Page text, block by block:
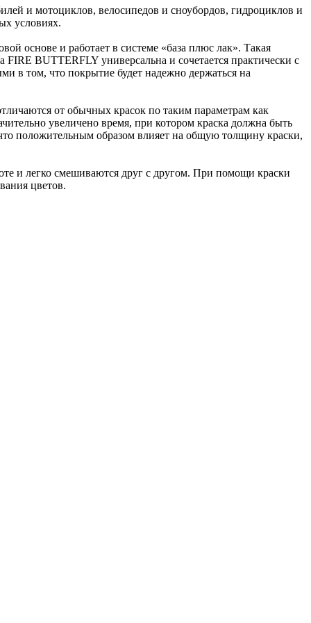
и мотоциклов, велосипедов и сноубордов, гидроциклов и
условиях.
основе и работает в системе «база плюс лак». Такая
BUTTERFLY универсальна и сочетается практически с
в том, что покрытие будет надежно держаться на
от обычных красок по таким параметрам как
увеличено время, при котором краска должна быть
положительным образом влияет на общую толщину краски,
и легко смешиваются друг с другом. При помощи краски
цветов.